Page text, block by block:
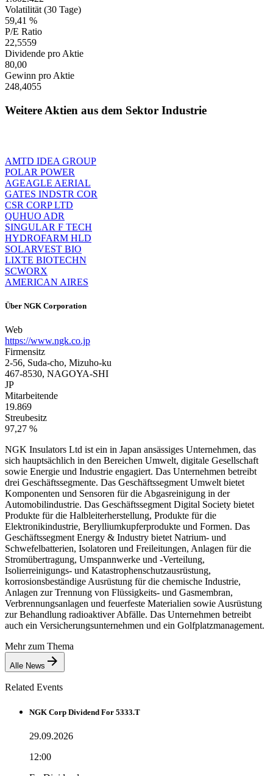
Volatilität (30 Tage)
59,41 %
P/E Ratio
22,5559
Dividende pro Aktie
80,00
Gewinn pro Aktie
248,4055
Weitere Aktien aus dem Sektor Industrie
AMTD IDEA GROUP
POLAR POWER
AGEAGLE AERIAL
GATES INDSTR COR
CSR CORP LTD
QUHUO ADR
SINGULAR F TECH
HYDROFARM HLD
SOLARVEST BIO
LIXTE BIOTECHN
SCWORX
AMERICAN AIRES
Über NGK Corporation
Web
https://www.ngk.co.jp
Firmensitz
2-56, Suda-cho, Mizuho-ku
467-8530, NAGOYA-SHI
JP
Mitarbeitende
19.869
Streubesitz
97,27 %
NGK Insulators Ltd ist ein in Japan ansässiges Unternehmen, das
sich hauptsächlich in den Bereichen Umwelt, digitale Gesellschaft
sowie Energie und Industrie engagiert. Das Unternehmen betreibt
drei Geschäftssegmente. Das Geschäftssegment Umwelt bietet
Komponenten und Sensoren für die Abgasreinigung in der
Automobilindustrie. Das Geschäftssegment Digital Society bietet
Produkte für die Halbleiterherstellung, Produkte für die
Elektronikindustrie, Berylliumkupferprodukte und Formen. Das
Geschäftssegment Energy & Industry bietet Natrium- und
Schwefelbatterien, Isolatoren und Freileitungen, Anlagen für die
Stromübertragung, Umspannwerke und -Verteilung,
Isolierreinigungs- und Katastrophenschutzausrüstung,
korrosionsbeständige Ausrüstung für die chemische Industrie,
Anlagen zur Trennung von Flüssigkeits- und Gasmembran,
Verbrennungsanlagen und feuerfeste Materialien sowie Ausrüstung
zur Behandlung radioaktiver Abfälle. Das Unternehmen betreibt
auch ein Versicherungsunternehmen und ein Golfplatzmanagement.
Mehr zum Thema
Alle News
Related Events
NGK Corp Dividend For 5333.T
29.09.2026
12:00